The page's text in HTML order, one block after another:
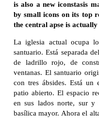
is also a new iconstasis
by small icons on its top
the central apse is
La iglesia actual ocupa
santuario. Está separada
de ladrillo rojo, de
ventanas. El santuario
con tres ábsides. Está un
patio abierto. El espacio
en sus lados norte, sur y
basílica mayor. Ahora el